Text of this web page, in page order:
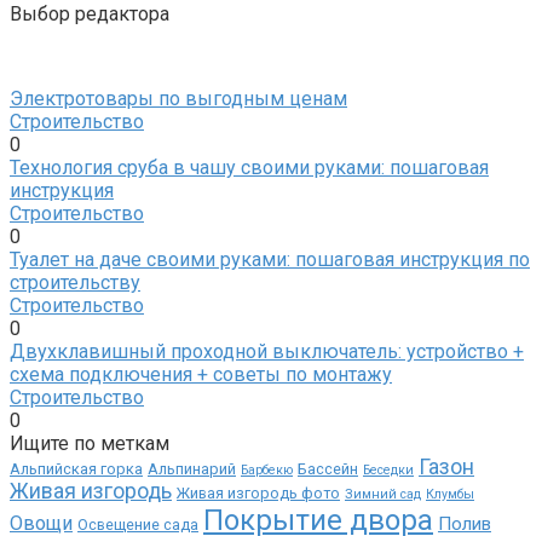
Выбор редактора
Электротовары по выгодным ценам
Строительство
0
Технология сруба в чашу своими руками: пошаговая
инструкция
Строительство
0
Туалет на даче своими руками: пошаговая инструкция по
строительству
Строительство
0
Двухклавишный проходной выключатель: устройство +
схема подключения + советы по монтажу
Строительство
0
Ищите по меткам
Альпийская горка Альпинарий Барбекю Бассейн Беседки Газон
Живая изгородь Живая изгородь фото Зимний сад Клумбы
Овощи Освещение сада Покрытие двора Полив